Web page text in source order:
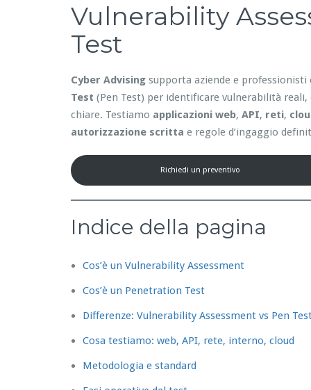
Vulnerability
Test
Cyber Advising supporta aziende e
Test (Pen Test) per identificare vulnerabilità
chiare. Testiamo applicazioni web, API, reti,
autorizzazione scritta e regole d’ingaggio
Richiedi un preventivo
Indice della pagina
Cos’è un Vulnerability Assessment
Cos’è un Penetration Test
Differenze: Vulnerability Assessment vs Pen
Cosa testiamo: web, API, rete, interno, cloud
Metodologia e standard